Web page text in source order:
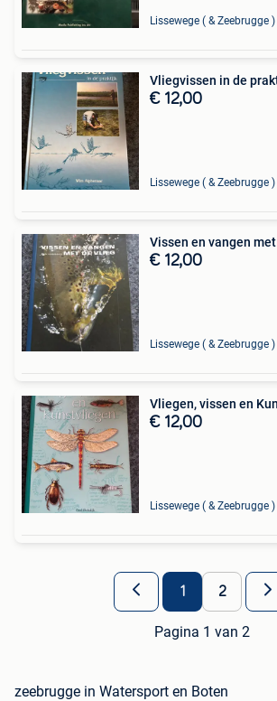
Lissewege ( & Zeebrugge )
Vliegvissen in de
€ 12,00
Lissewege ( & Zeebrugge )
Vissen en vangen
€ 12,00
Lissewege ( & Zeebrugge )
Vliegen, vissen en
€ 12,00
Lissewege ( & Zeebrugge )
1 2
Pagina 1 van 2
zeebrugge in Watersport en Boten